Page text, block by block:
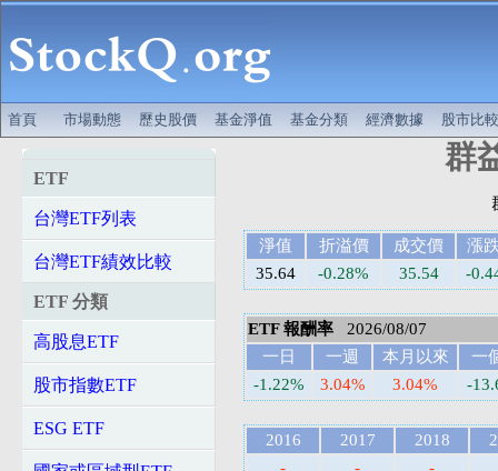
首頁 市場動態 歷史股價 基金淨值 基金分類 經濟數據 股市比較
ETF
台灣ETF列表
台灣ETF績效比較
ETF 分類
高股息ETF
股市指數ETF
ESG ETF
群
淨值 折溢價 成交價
漲
35.64
-0.28% 35.54 -
ETF 報酬率 2026/08/07
一日
一週 本月以來
一
-1.22%
3.04% 3.04% -
2016 2017 2018